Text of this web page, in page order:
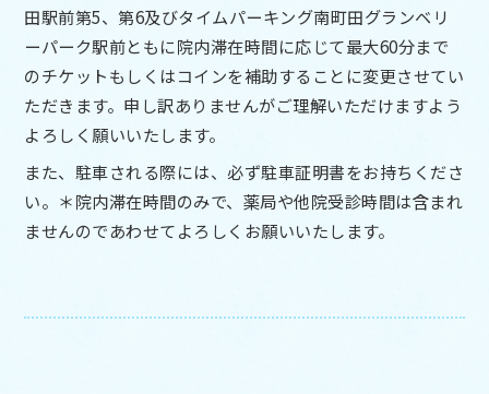
田駅前第5、第6及びタイムパーキング南町田グランベリ
ーパーク駅前ともに院内滞在時間に応じて最大60分まで
のチケットもしくはコインを補助することに変更させてい
ただきます。申し訳ありませんがご理解いただけますよう
よろしく願いいたします。
また、駐車される際には、必ず駐車証明書をお持ちくださ
い。＊院内滞在時間のみで、薬局や他院受診時間は含まれ
ませんのであわせてよろしくお願いいたします。